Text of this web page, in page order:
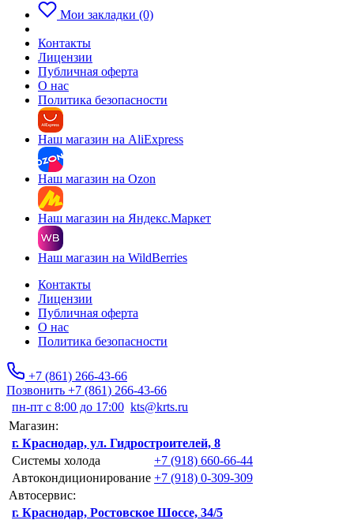
Мои закладки (0)
Контакты
Лицензии
Публичная оферта
О нас
Политика безопасности
Наш магазин на AliExpress
Наш магазин на Ozon
Наш магазин на Яндекс.Маркет
Наш магазин на WildBerries
Контакты
Лицензии
Публичная оферта
О нас
Политика безопасности
+7 (861) 266-43-66
Позвонить +7 (861) 266-43-66
пн-пт с 8:00 до 17:00 kts@krts.ru
Магазин:
г. Краснодар, ул. Гидростроителей, 8
Системы холода
+7 (918) 660-66-44
Автокондиционирование +7 (918) 0-309-309
Автосервис:
г. Краснодар, Ростовское Шоссе, 34/5